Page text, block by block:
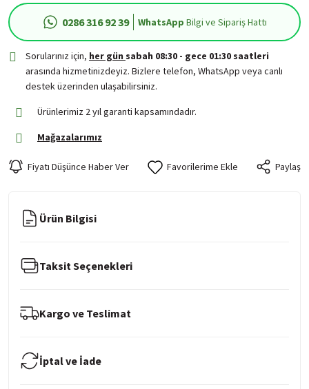
0286 316 92 39 WhatsApp Bilgi ve Sipariş Hattı
Sorularınız için, her gün sabah 08:30 - gece 01:30 saatleri
arasında hizmetinizdeyiz. Bizlere telefon, WhatsApp veya canlı
destek üzerinden ulaşabilirsiniz.
Ürünlerimiz 2 yıl garanti kapsamındadır.
Mağazalarımız
Fiyatı Düşünce Haber Ver Paylaş
Ürün Bilgisi
Taksit Seçenekleri
Kargo ve Teslimat
İptal ve İade